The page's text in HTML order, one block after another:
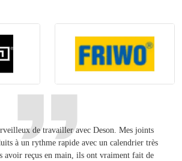
de travailler avec Deson. Mes joints
à un rythme rapide avec un calendrier très
avoir reçus en main, ils ont vraiment fait de